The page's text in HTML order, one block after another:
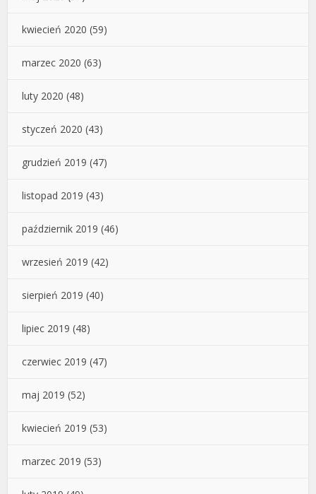
kwiecień 2020 (59)
marzec 2020 (63)
luty 2020 (48)
styczeń 2020 (43)
grudzień 2019 (47)
listopad 2019 (43)
październik 2019 (46)
wrzesień 2019 (42)
sierpień 2019 (40)
lipiec 2019 (48)
czerwiec 2019 (47)
maj 2019 (52)
kwiecień 2019 (53)
marzec 2019 (53)